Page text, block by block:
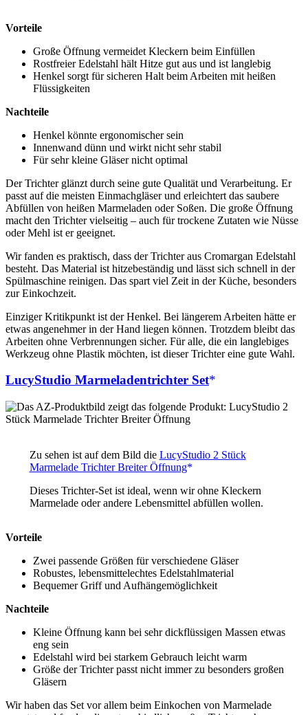
Vorteile
Große Öffnung vermeidet Kleckern beim Einfüllen
Rostfreier Edelstahl hält Hitze gut aus und ist langlebig
Henkel sorgt für sicheren Halt beim Arbeiten mit heißen
Flüssigkeiten
Nachteile
Henkel könnte ergonomischer sein
Innenwand dünn und wirkt nicht sehr stabil
Für sehr kleine Gläser nicht optimal
Der Trichter glänzt durch seine gute Qualität und Verarbeitung. Er
passt auf die meisten Einmachgläser und erleichtert das saubere
Abfüllen von heißen Marmeladen oder Soßen. Die große Öffnung
macht den Trichter vielseitig – auch für trockene Zutaten wie Nüsse
oder Mehl ist er geeignet.
Wir fanden es praktisch, dass der Trichter aus Cromargan Edelstahl
besteht. Das Material ist hitzebeständig und lässt sich schnell in der
Spülmaschine reinigen. Das spart viel Zeit in der Küche, besonders
zur Einkochzeit.
Einziger Kritikpunkt ist der Henkel. Bei längerem Arbeiten hätte er
etwas angenehmer in der Hand liegen können. Trotzdem bleibt das
Arbeiten ohne Verbrennungen sicher. Für alle, die ein langlebiges
Werkzeug ohne Plastik möchten, ist dieser Trichter eine gute Wahl.
LucyStudio Marmeladentrichter Set
Zu sehen ist auf dem Bild die LucyStudio 2 Stück
Marmelade Trichter Breiter Öffnung
Dieses Trichter-Set ist ideal, wenn wir ohne Kleckern
Marmelade oder andere Lebensmittel abfüllen wollen.
Vorteile
Zwei passende Größen für verschiedene Gläser
Robustes, lebensmittelechtes Edelstahlmaterial
Bequemer Griff und Aufhängemöglichkeit
Nachteile
Kleine Öffnung kann bei sehr dickflüssigen Massen etwas
eng sein
Edelstahl wird bei starkem Gebrauch leicht warm
Größe der Trichter passt nicht immer zu besonders großen
Gläsern
Wir haben das Set vor allem beim Einkochen von Marmelade